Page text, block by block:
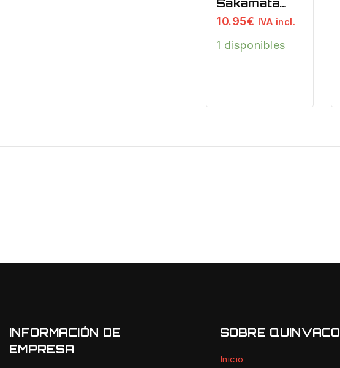
Sakamata
Shad 5″
10.95€ IVA incl.
1 disponibles
INFORMACIÓN DE
EMPRESA
SOBRE QUINVACO
Inicio